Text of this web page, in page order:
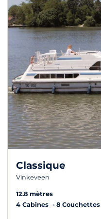
Classique
Vinkeveen
12.8 mètres
4 Cabines
8 Couchettes